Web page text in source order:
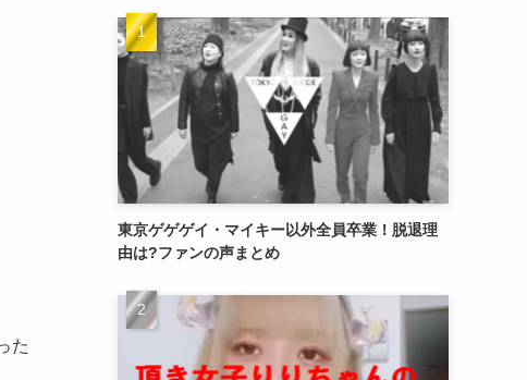
た
東京ゲゲゲイ・マイキー以外全員卒業！脱退理
由は?ファンの声まとめ